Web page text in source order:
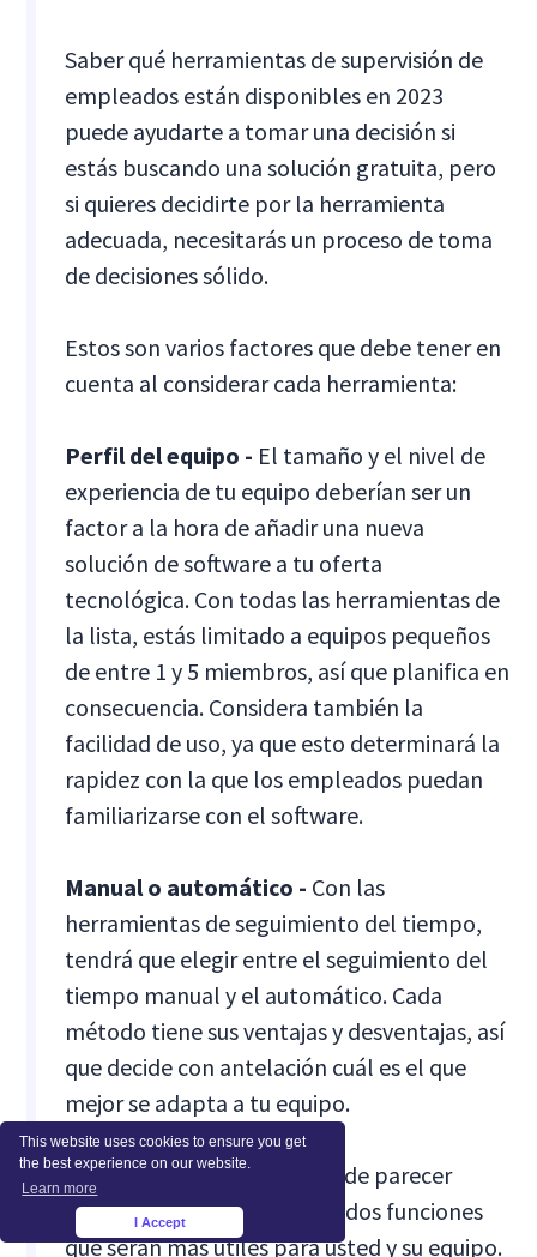
This website uses cookies to ensure you get
the best experience on our website.
Learn more
I Accept
Saber qué herramientas de supervisión de
empleados están disponibles en 2023
puede ayudarte a tomar una decisión si
estás buscando una solución gratuita, pero
si quieres decidirte por la herramienta
adecuada, necesitarás un proceso de toma
de decisiones sólido.
Estos son varios factores que debe tener en
cuenta al considerar cada herramienta:
Perfil del equipo - El tamaño y el nivel de
experiencia de tu equipo deberían ser un
factor a la hora de añadir una nueva
solución de software a tu oferta
tecnológica. Con todas las herramientas de
la lista, estás limitado a equipos pequeños
de entre 1 y 5 miembros, así que planifica en
consecuencia. Considera también la
facilidad de uso, ya que esto determinará la
rapidez con la que los empleados puedan
familiarizarse con el software.
Manual o automático - Con las
herramientas de seguimiento del tiempo,
tendrá que elegir entre el seguimiento del
tiempo manual y el automático. Cada
método tiene sus ventajas y desventajas, así
que decide con antelación cuál es el que
mejor se adapta a tu equipo.
Funciones más útiles -
Puede parecer
obvio, pero piense en una o dos funciones
que serán más útiles para usted y su equipo.